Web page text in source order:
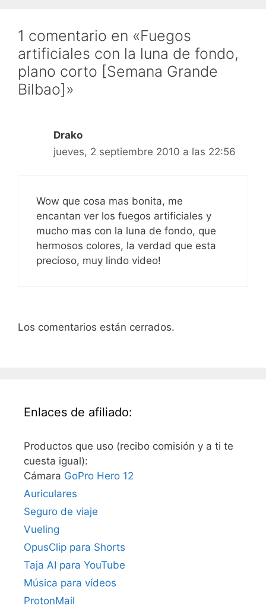
1 comentario en «Fuegos
artificiales con la luna de fondo,
plano corto [Semana Grande
Bilbao]»
Drako
jueves, 2 septiembre 2010 a las 22:56
Wow que cosa mas bonita, me
encantan ver los fuegos artificiales y
mucho mas con la luna de fondo, que
hermosos colores, la verdad que esta
precioso, muy lindo video!
Los comentarios están cerrados.
Enlaces de afiliado:
Productos que uso (recibo comisión y a ti te
cuesta igual):
Cámara GoPro Hero 12
Auriculares
Seguro de viaje
Vueling
OpusClip para Shorts
Taja AI para YouTube
Música para vídeos
ProtonMail